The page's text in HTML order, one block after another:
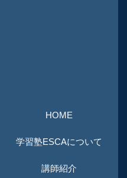
HOME
学習塾ESCAについて
講師紹介